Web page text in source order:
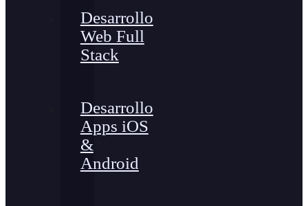
Desarrollo
Web Full
Stack
Desarrollo
Apps iOS
&
Android